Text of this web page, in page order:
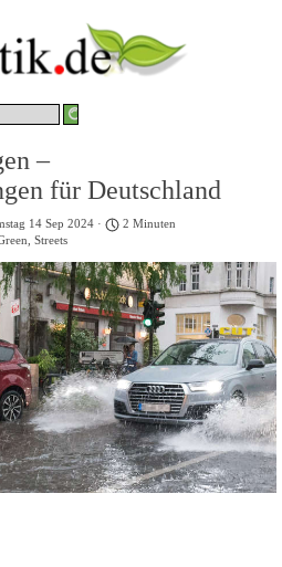
–
für Deutschland
14 Sep 2024 ·
2 Minuten
Streets